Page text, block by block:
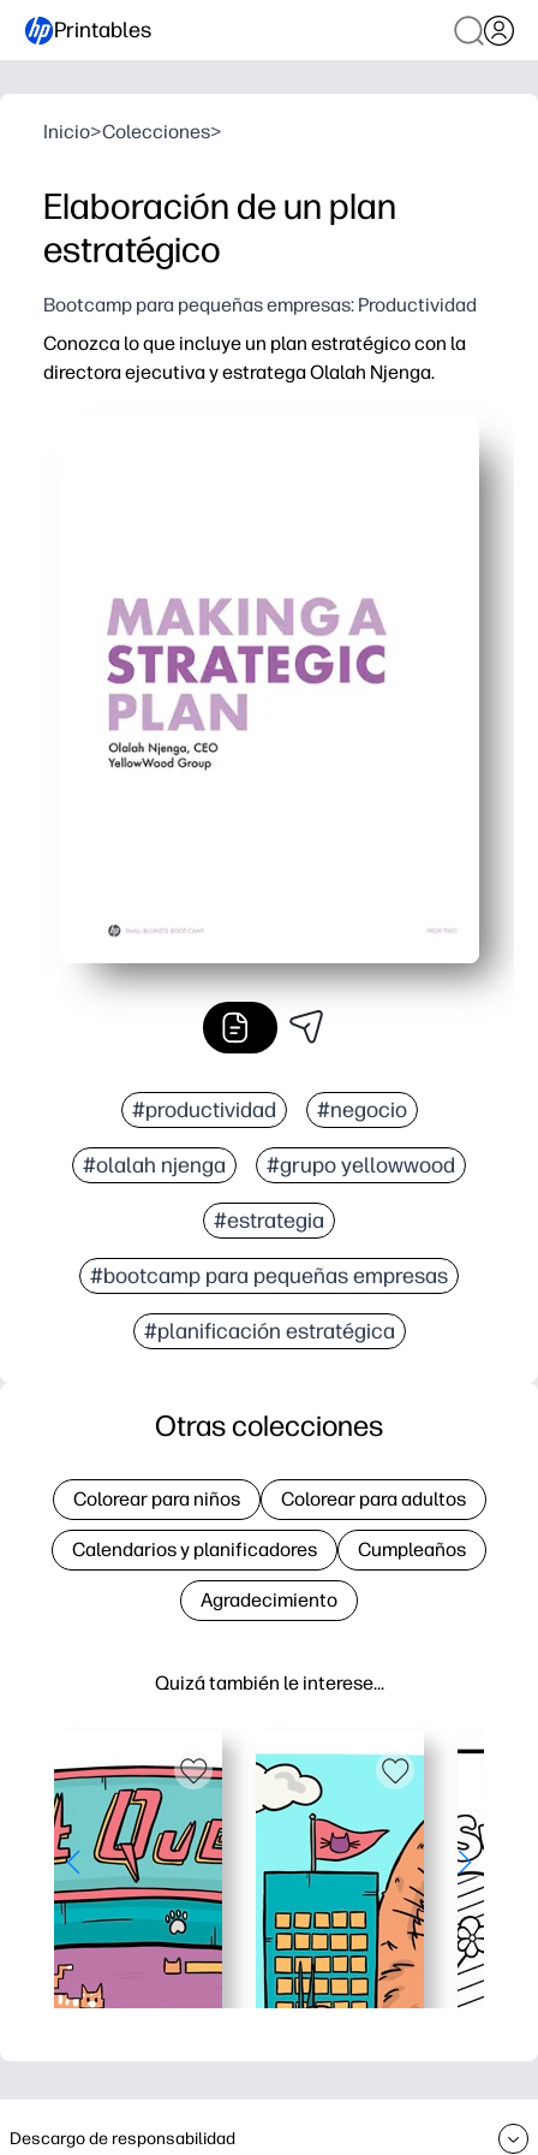
Printables
Inicio>Colecciones>
Elaboración de un plan
estratégico
Bootcamp para pequeñas empresas: Productividad
Conozca lo que incluye un plan estratégico con la
directora ejecutiva y estratega Olalah Njenga.
#productividad #negocio
#olalah njenga #grupo yellowwood
#estrategia
#bootcamp para pequeñas empresas
#planificación estratégica
Quizá también le interese…
Otras colecciones
Colorear para niños Colorear para adultos
Calendarios y planificadores Cumpleaños
Agradecimiento
Descargo de responsabilidad